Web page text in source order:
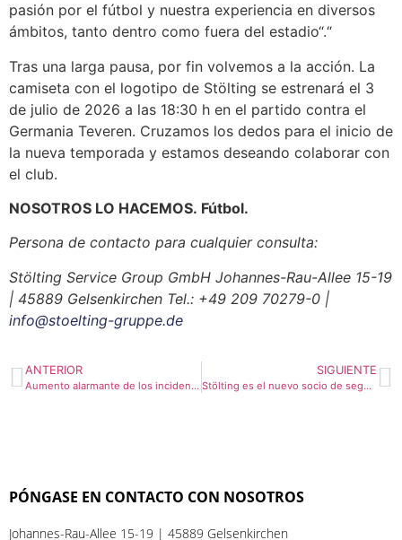
pasión por el fútbol y nuestra experiencia en diversos
ámbitos, tanto dentro como fuera del estadio“.“
Tras una larga pausa, por fin volvemos a la acción. La
camiseta con el logotipo de Stölting se estrenará el 3
de julio de 2026 a las 18:30 h en el partido contra el
Germania Teveren. Cruzamos los dedos para el inicio de
la nueva temporada y estamos deseando colaborar con
el club.
NOSOTROS LO HACEMOS. Fútbol.
Persona de contacto para cualquier consulta:
Stölting Service Group GmbH Johannes-Rau-Allee 15-19
| 45889 Gelsenkirchen Tel.: +49 209 70279-0 |
info@stoelting-gruppe.de
ANTERIOR
Aumento alarmante de los incidentes en el transporte público: Stölting garantiza la protección adecuada de los empleados
SIGUIENTE
Stölting es el nuevo socio de seguridad del SK Rapid de Viena: un exitoso inicio de temporada en el Allianz Stadion
PÓNGASE EN CONTACTO CON NOSOTROS
Johannes-Rau-Allee 15-19 | 45889 Gelsenkirchen